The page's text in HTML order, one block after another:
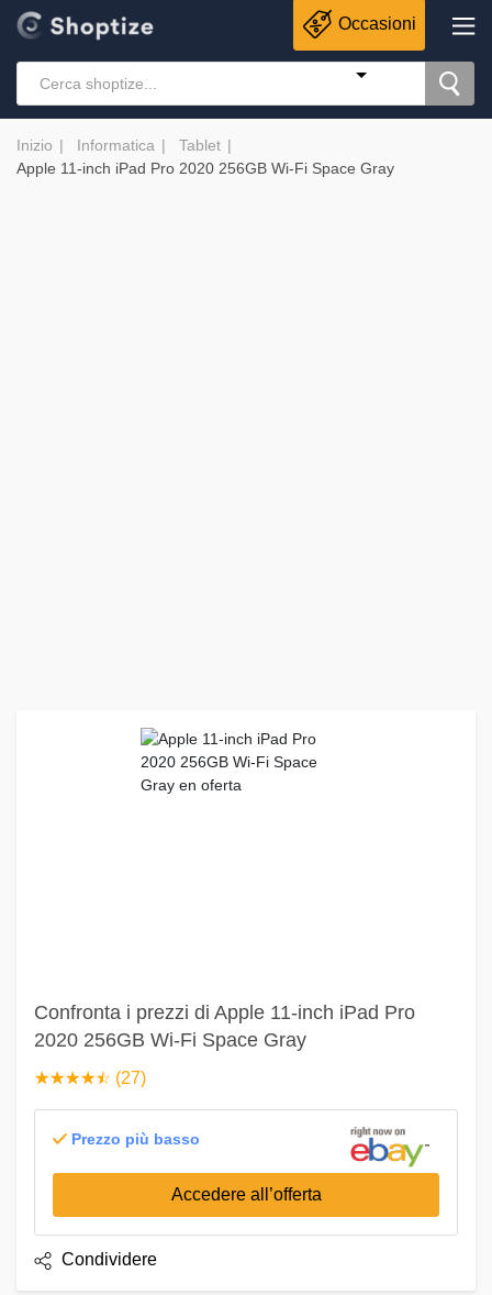
Occasioni
Inizio Informatica
Tablet
Apple 11-inch iPad Pro 2020 256GB Wi-Fi Space Gray
Confronta i prezzi di Apple 11-inch iPad Pro
2020 256GB Wi-Fi Space Gray
☆☆☆☆☆
★★★★★ (27)
Prezzo più basso
Accedere all’offerta
Condividere